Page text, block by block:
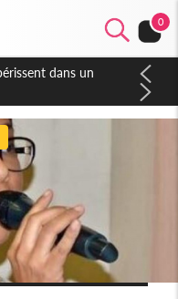
0
dans un